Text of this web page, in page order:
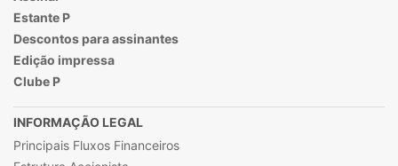
Estante P
Descontos para assinantes
Edição impressa
Clube P
INFORMAÇÃO LEGAL
Principais Fluxos Financeiros